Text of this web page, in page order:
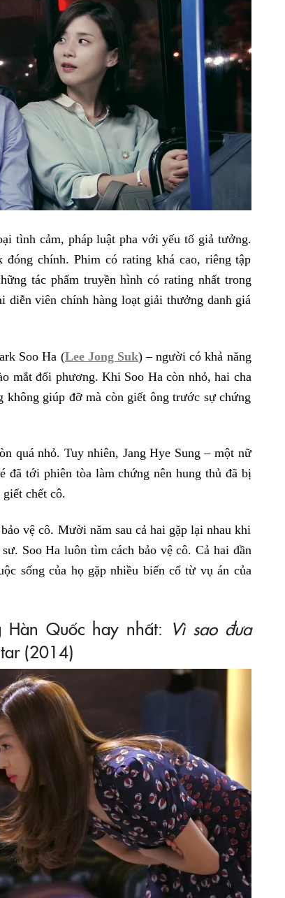
tình cảm, pháp luật pha với yếu tố giả tưởng.
chính. Phim có rating khá cao, riêng tập
tác phẩm truyền hình có rating nhất trong
diễn viên chính hàng loạt giải thưởng danh giá
Soo Ha (Lee Jong Suk) – người có khả năng
mắt đối phương. Khi Soo Ha còn nhỏ, hai cha
giúp đỡ mà còn giết ông trước sự chứng
quá nhỏ. Tuy nhiên, Jang Hye Sung – một nữ
đã tới phiên tòa làm chứng nên hung thủ đã bị
giết chết cô.
vệ cô. Mười năm sau cả hai gặp lại nhau khi
Soo Ha luôn tìm cách bảo vệ cô. Cả hai dần
sống của họ gặp nhiều biến cố từ vụ án của
Quốc hay nhất: Vì sao đưa
(2014)